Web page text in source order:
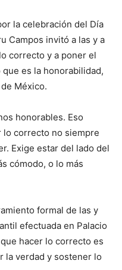
la celebración del Día
Campos invitó a las y a
correcto y a poner el
es la honorabilidad,
México.
honorables. Eso
lo correcto no siempre
Exige estar del lado del
cómodo, o lo más
formal de las y
efectuada en Palacio
hacer lo correcto es
la verdad y sostener lo